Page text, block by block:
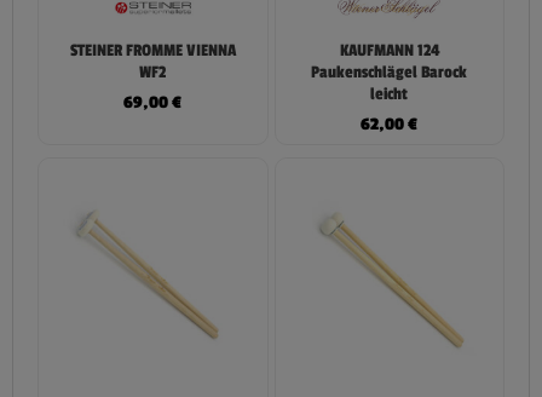
STEINER FROMME VIENNA
WF2
69,00€
KAUFMANN 124
Paukenschlägel Barock
leicht
62,00€